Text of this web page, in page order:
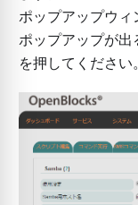
ポップアップウ
ポップアップが
を押してください。